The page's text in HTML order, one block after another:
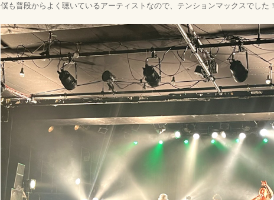
僕も普段からよく聴いているアーティストなので、テンションマックスでした！